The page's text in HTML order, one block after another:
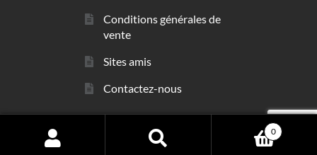
Conditions générales de
vente
Sites amis
Contactez-nous
© sarl Les Minéraux 2006 - 2026
Search
0